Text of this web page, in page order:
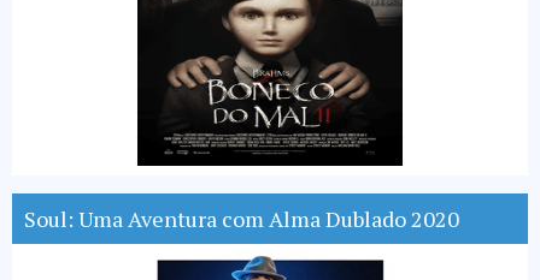
Soul: Uma Aventura com Alma Dublado 2020